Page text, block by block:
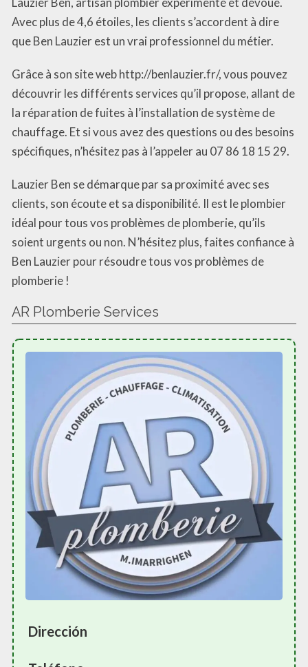
Avec plus de 4,6 étoiles, les clients s’accordent à dire
que Ben Lauzier est un vrai professionnel du métier.
Grâce à son site web http://benlauzier.fr/, vous pouvez
découvrir les différents services qu’il propose, allant de
la réparation de fuites à l’installation de système de
chauffage. Et si vous avez des questions ou des besoins
spécifiques, n’hésitez pas à l’appeler au 07 86 18 15 29.
Lauzier Ben se démarque par sa proximité avec ses
clients, son écoute et sa disponibilité. Il est le plombier
idéal pour tous vos problèmes de plomberie, qu’ils
soient urgents ou non. N’hésitez plus, faites confiance à
Ben Lauzier pour résoudre tous vos problèmes de
plomberie !
AR Plomberie Services
Dirección